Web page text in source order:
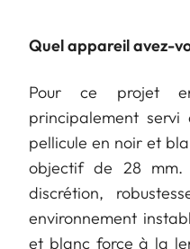
Quel appareil avez-
Pour ce projet
principalement servi
pellicule en noir et
objectif de 28 mm.
discrétion,
environnement
et blanc force à la